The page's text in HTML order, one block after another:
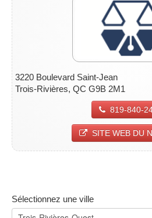
3220 Boulevard Saint-Jean
Trois-Rivières, QC G9B 2M1
819-840-
SITE WEB DU
Sélectionnez une ville